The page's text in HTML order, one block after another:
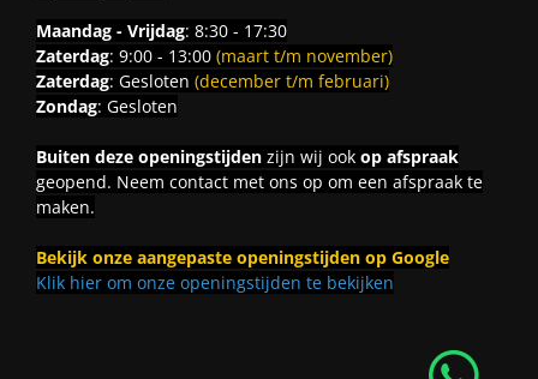
Maandag - Vrijdag: 8:30 - 17:30
Zaterdag: 9:00 - 13:00 (maart t/m november)
Zaterdag: Gesloten (december t/m februari)
Zondag: Gesloten
Buiten deze openingstijdenzijn wij ook op afspraak
geopend. Neem contact met ons op om een afspraak te
maken.
Bekijk onze aangepaste openingstijden op Google
Klik hier om onze openingstijden te bekijken